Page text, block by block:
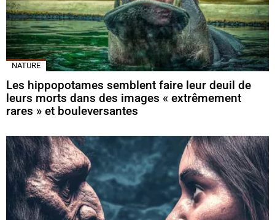
NATURE
Les hippopotames semblent faire leur deuil de
leurs morts dans des images « extrêmement
rares » et bouleversantes